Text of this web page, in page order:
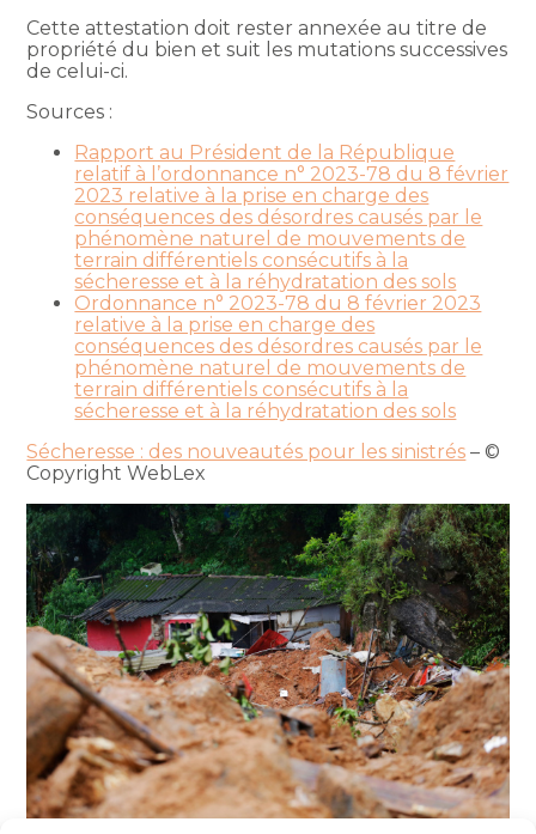
Cette attestation doit rester annexée au titre de
propriété du bien et suit les mutations successives
de celui-ci.
Sources :
Rapport au Président de la République
relatif à l’ordonnance n° 2023-78 du 8 février
2023 relative à la prise en charge des
conséquences des désordres causés par le
phénomène naturel de mouvements de
terrain différentiels consécutifs à la
sécheresse et à la réhydratation des sols
Ordonnance n° 2023-78 du 8 février 2023
relative à la prise en charge des
conséquences des désordres causés par le
phénomène naturel de mouvements de
terrain différentiels consécutifs à la
sécheresse et à la réhydratation des sols
Sécheresse : des nouveautés pour les sinistrés – ©
Copyright WebLex